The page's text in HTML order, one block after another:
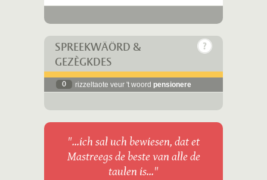
SPREEKWÄÖRD &
GEZÈGKDES
0 rizzeltaote veur 't woord pensionere
"...ich sal uch bewiesen, dat et
Mastreegs de beste van alle de
taulen is..."